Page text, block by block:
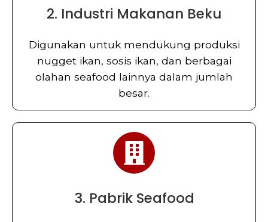
2. Industri Makanan Beku
Digunakan untuk mendukung produksi
nugget ikan, sosis ikan, dan berbagai
olahan seafood lainnya dalam jumlah
besar.
3. Pabrik Seafood